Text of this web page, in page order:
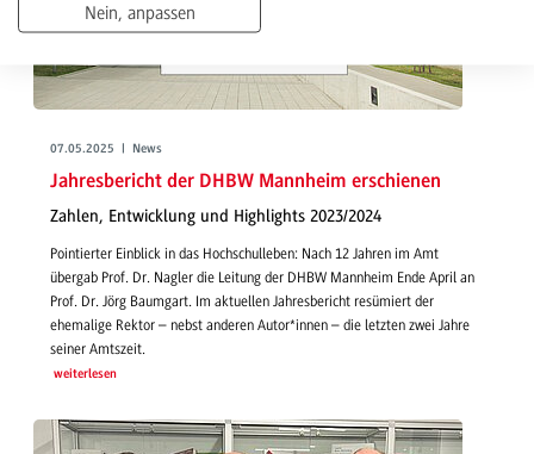
07.05.2025 | News
Jahresbericht der DHBW Mannheim erschienen
Zahlen, Entwicklung und Highlights 2023/2024
Pointierter Einblick in das Hochschulleben: Nach 12 Jahren im Amt
übergab Prof. Dr. Nagler die Leitung der DHBW Mannheim Ende April an
Prof. Dr. Jörg Baumgart. Im aktuellen Jahresbericht resümiert der
ehemalige Rektor – nebst anderen Autor*innen – die letzten zwei Jahre
seiner Amtszeit.
weiterlesen
Nein, anpassen